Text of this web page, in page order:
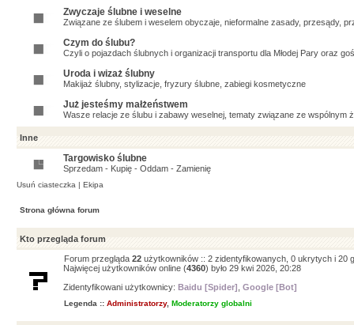
Zwyczaje ślubne i weselne
Związane ze ślubem i weselem obyczaje, nieformalne zasady, przesądy,
Czym do ślubu?
Czyli o pojazdach ślubnych i organizacji transportu dla Młodej Pary oraz
Uroda i wizaż ślubny
Makijaż ślubny, stylizacje, fryzury ślubne, zabiegi kosmetyczne
Już jesteśmy małżeństwem
Wasze relacje ze ślubu i zabawy weselnej, tematy związane ze wspólnym
Inne
Targowisko ślubne
Sprzedam - Kupię - Oddam - Zamienię
Usuń ciasteczka | Ekipa
Strona główna forum
Kto przegląda forum
Forum przegląda 22 użytkowników :: 2 zidentyfikowanych, 0 ukrytych i 20
Najwięcej użytkowników online (4360) było 29 kwi 2026, 20:28
Zidentyfikowani użytkownicy: Baidu [Spider] Google [Bot]
Legenda :: Administratorzy, Moderatorzy globalni